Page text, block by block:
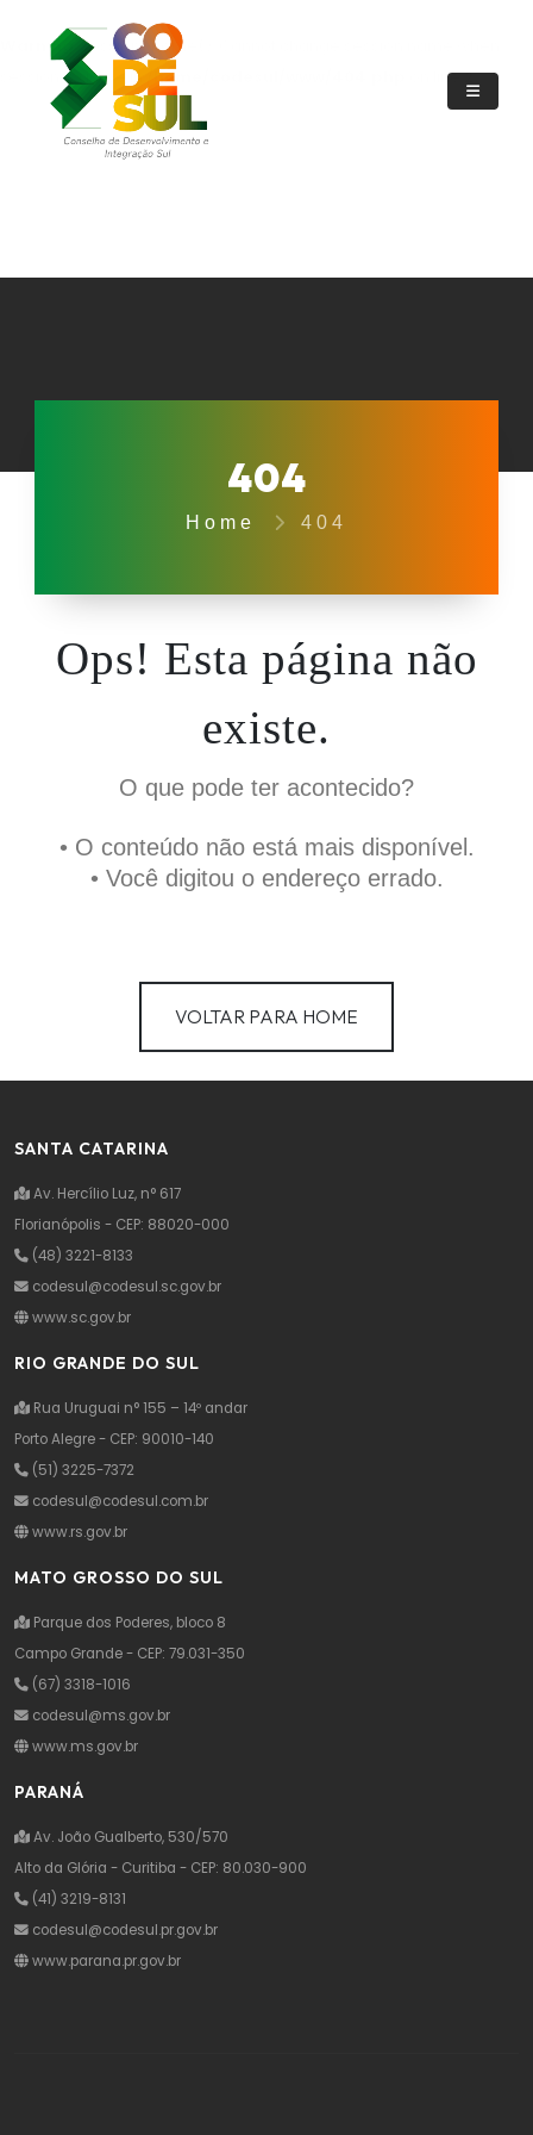
Warning: session_name(): Cannot change session name when
session is active in
/home/codesul/www/404.php on line2
404
Home 404
Ops! Esta página não
existe.
O que pode ter acontecido?
• O conteúdo não está mais disponível.
• Você digitou o endereço errado.
VOLTAR PARA HOME
SANTA CATARINA
Av. Hercílio Luz, n° 617
Florianópolis - CEP: 88020-000
(48) 3221-8133
codesul@codesul.sc.gov.br
www.sc.gov.br
RIO GRANDE DO SUL
Rua Uruguai n° 155 – 14º andar
Porto Alegre - CEP: 90010-140
(51) 3225-7372
codesul@codesul.com.br
www.rs.gov.br
MATO GROSSO DO SUL
Parque dos Poderes, bloco 8
Campo Grande - CEP: 79.031-350
(67) 3318-1016
codesul@ms.gov.br
www.ms.gov.br
PARANÁ
Av. João Gualberto, 530/570
Alto da Glória - Curitiba - CEP: 80.030-900
(41) 3219-8131
codesul@codesul.pr.gov.br
www.parana.pr.gov.br